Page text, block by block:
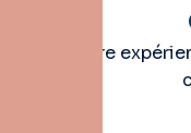
Votre